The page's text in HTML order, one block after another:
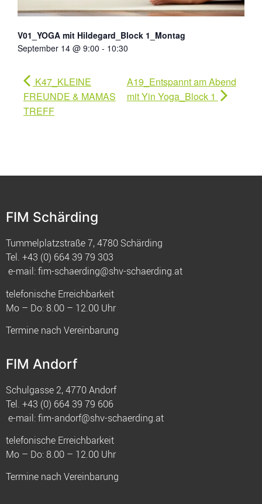
V01_YOGA mit Hildegard_Block 1_Montag
September 14 @ 9:00 - 10:30
K47_KLEINE
FREUNDE & MAMAS
TREFF
A19_Entspannt am Abend
mit Yin Yoga_Block 1
FIM Schärding
Tummelplatzstraße 7, 4780 Schärding
Tel. +43 (0) 664 39 79 303
e-mail:fim-schaerding@shv-schaerding.at
telefonische Erreichbarkeit
Mo – Do: 8.00 – 12.00 Uhr
Termine nach Vereinbarung
FIM Andorf
Schulgasse 2, 4770 Andorf
Tel. +43 (0) 664 39 79 606
e-mail:fim-andorf@shv-schaerding.at
telefonische Erreichbarkeit
Mo – Do: 8.00 – 12.00 Uhr
Termine nach Vereinbarung